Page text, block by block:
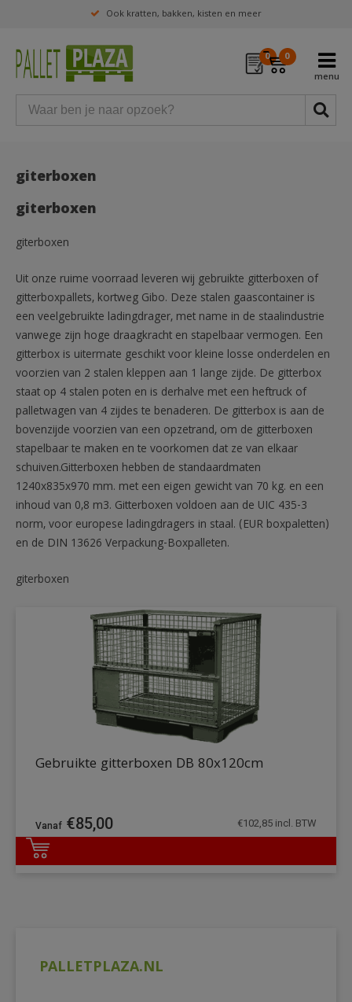
Ook kratten, bakken, kisten en meer
0 0
PALLETPLAZA.NL
giterboxen
giterboxen
giterboxen
Uit onze ruime voorraad leveren wij gebruikte gitterboxen of
gitterboxpallets, kortweg Gibo. Deze stalen gaascontainer is
een veelgebruikte ladingdrager, met name in de staalindustrie
vanwege zijn hoge draagkracht en stapelbaar vermogen. Een
gitterbox is uitermate geschikt voor kleine losse onderdelen en
voorzien van 2 stalen kleppen aan 1 lange zijde. De gitterbox
staat op 4 stalen poten en is derhalve met een heftruck of
palletwagen van 4 zijdes te benaderen. De gitterbox is aan de
bovenzijde voorzien van een opzetrand, om de gitterboxen
stapelbaar te maken en te voorkomen dat ze van elkaar
schuiven.Gitterboxen hebben de standaardmaten
1240x835x970 mm. met een eigen gewicht van 70 kg. en een
inhoud van 0,8 m3. Gitterboxen voldoen aan de UIC 435-3
norm, voor europese ladingdragers in staal. (EUR boxpaletten)
en de DIN 13626 Verpackung-Boxpalleten.
giterboxen
DETAILS
Gebruikte gitterboxen DB 80x120cm
€85,00 €102,85 incl. BTW